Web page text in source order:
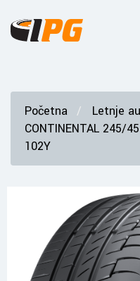
Početna Letnje
CONTINENTAL 245/
102Y